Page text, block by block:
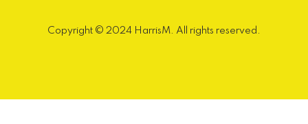
Copyright © 2024 HarrisM. All rights reserved.